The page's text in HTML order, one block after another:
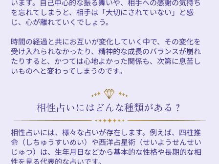
います。自己中心的な振る舞いや、相手への感謝の気持ち
を忘れてしまうと、相手は「大切にされていない」と感
じ、心が離れていくでしょう。
時間の経過と共にお互いが変化していく中で、その変化を
受け入れられなかったり、精神的な成長のバランスが崩れ
たりすると、かつては心地よかった関係も、次第に息苦し
いものへと変わってしまうのです。
相性占いにはどんな種類がある？
相性占いには、様々な占いが存在します。例えば、四柱推
命（しちゅうすいめい）や西洋占星術（せいようせんせい
じゅつ）は、生年月日などから基本的な性格や長期的な相
性を見る代表的な占いです。